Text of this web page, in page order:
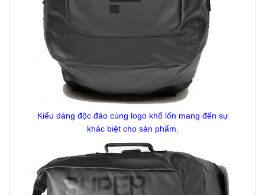
Kiểu dáng độc đáo cùng logo khổ lốn mang đến sự
khác biệt cho sản phẩm.